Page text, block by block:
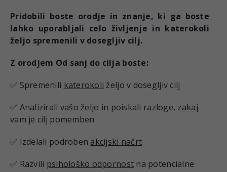
Pridobili boste orodje in znanje, ki ga boste
lahko uporabljali celo življenje in katerokoli
željo spremenili v dosegljiv cilj.
Z orodjem Od sanj do cilja boste:
✅ Spremenili katerokoli željo v dosegljiv cilj
✅ Analizirali vašo željo in poiskali razloge, zakaj
vam je cilj pomemben
✅ Izdelali podroben akcijski načrt
✅ Razvili psihološko odpornost na potencialne